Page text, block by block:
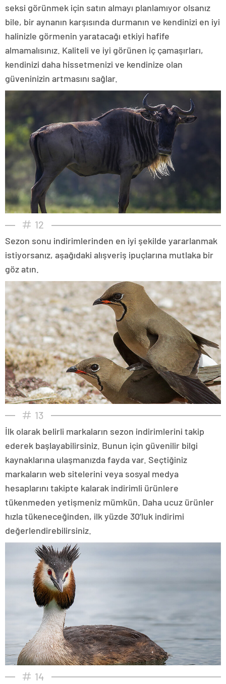
seksi görünmek için satın almayı planlamıyor olsanız
bile, bir aynanın karşısında durmanın ve kendinizi en iyi
halinizle görmenin yaratacağı etkiyi hafife
almamalısınız. Kaliteli ve iyi görünen iç çamaşırları,
kendinizi daha hissetmenizi ve kendinize olan
güveninizin artmasını sağlar.
12
Sezon sonu indirimlerinden en iyi şekilde yararlanmak
istiyorsanız, aşağıdaki alışveriş ipuçlarına mutlaka bir
göz atın.
13
İlk olarak belirli markaların sezon indirimlerini takip
ederek başlayabilirsiniz. Bunun için güvenilir bilgi
kaynaklarına ulaşmanızda fayda var. Seçtiğiniz
markaların web sitelerini veya sosyal medya
hesaplarını takipte kalarak indirimli ürünlere
tükenmeden yetişmeniz mümkün. Daha ucuz ürünler
hızla tükeneceğinden, ilk yüzde 30’luk indirimi
değerlendirebilirsiniz.
14